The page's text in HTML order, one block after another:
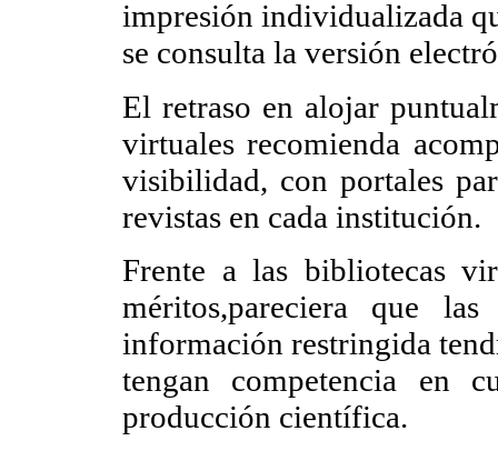
impresión individualizada
se consulta la versión
El retraso en alojar
virtuales recomienda
visibilidad, con portales
revistas en cada institución.
Frente a las bibliotecas
méritos,pareciera que
información restringida
tengan competencia en
producción científica.